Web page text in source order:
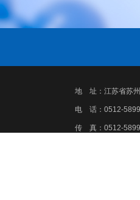
地 址：江苏省苏
电 话：0512-
传 真：0512-